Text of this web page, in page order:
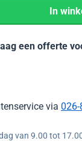
In
een offerte
via
van 9.00 tot